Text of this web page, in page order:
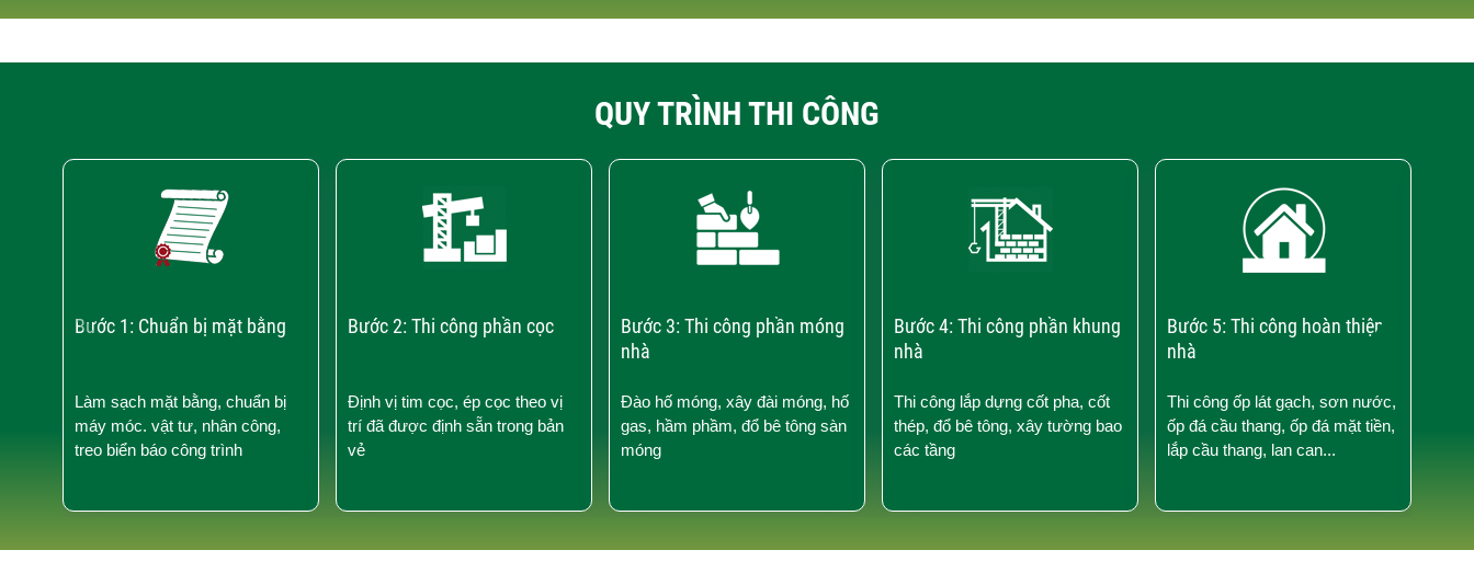
QUY TRÌNH THI CÔNG
Bước 1: Chuẩn bị mặt bằng
Làm sạch mặt bằng, chuẩn bị
máy móc. vật tư, nhân công,
treo biển báo công trình
Bước 2: Thi công phần cọc
Định vị tim cọc, ép cọc theo vị
trí đã được định sẵn trong bản
vẻ
Bước 3: Thi công phần móng
nhà
Đào hố móng, xây đài móng, hố
gas, hầm phầm, đổ bê tông sàn
móng
Bước 4: Thi công phần khung
nhà
Thi công lắp dựng cốt pha, cốt
thép, đổ bê tông, xây tường bao
các tầng
Bước 5: Thi công hoàn thiện
nhà
Thi công ốp lát gạch, sơn nước,
ốp đá cầu thang, ốp đá mặt tiền,
lắp cầu thang, lan can...
›
‹